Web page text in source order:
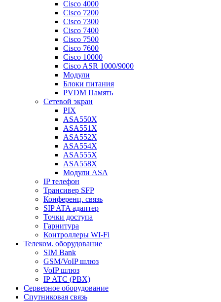
Cisco 4000
Cisco 7200
Cisco 7300
Cisco 7400
Cisco 7500
Cisco 7600
Cisco 10000
Cisco ASR 1000/9000
Модули
Блоки питания
PVDM Память
Сетевой экран
PIX
ASA550X
ASA551X
ASA552X
ASA554X
ASA555X
ASA558X
Модули ASA
IP телефон
Трансивер SFP
Конференц. связь
SIP ATA адаптер
Точки доступа
Гарнитура
Контроллеры WI-Fi
Телеком. оборудование
SIM Bank
GSM/VoIP шлюз
VoIP шлюз
IP АТС (PBX)
Серверное оборудование
Спутниковая связь